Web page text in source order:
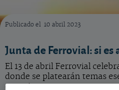
Publicado el 10 abril 2023
Junta de Ferrovial: si
El 13 de abril Ferrovial
donde se platearán temas
consejos.